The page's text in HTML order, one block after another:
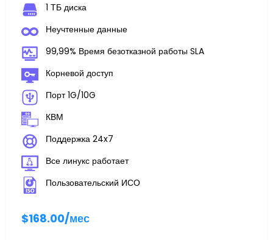
1 ТБ диска
Неучтенные данные
99,99% Время безотказной работы SLA
Корневой доступ
Порт 1G/10G
КВМ
Поддержка 24x7
Все линукс работает
Пользовательский ИСО
$168.00/мес